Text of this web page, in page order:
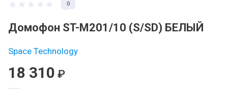
0
Домофон ST-M201/10 (S/SD) БЕЛЫЙ
Space Technology
18 310 ₽